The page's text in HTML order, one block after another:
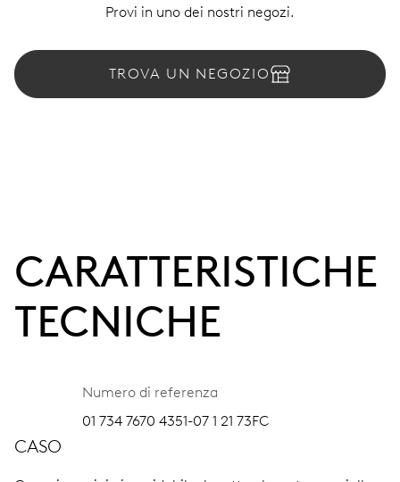
Provi in uno dei nostri negozi.
TROVA UN NEGOZIO
CARATTERISTICHE
TECNICHE
Numero di referenza
01 734 7670 4351-07 1 21 73FC
CASO